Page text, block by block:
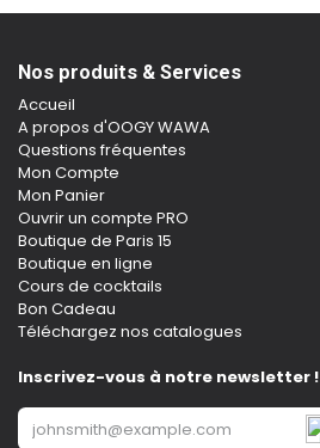
Nos produits & Services
Accueil
A propos d'OOGY WAWA
Questions fréquentes
Mon Compte
Mon Panier
Ouvrir un compte PRO
Boutique de Paris 15
Boutique en ligne
Cours de cocktails
Bon Cadeau
Téléchargez nos catalogues
Inscrivez-vous à notre newsletter !